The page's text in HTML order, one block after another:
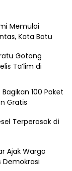
Memulai
Kota Batu
Gotong
Ta’lim di
100 Paket
Gratis
Terperosok di
Ajak Warga
Demokrasi